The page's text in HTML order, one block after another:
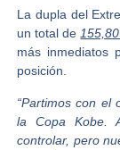
La dupla del
un total de
más inmediatos
posición.
“Partimos con el
la Copa Kobe.
controlar, pero